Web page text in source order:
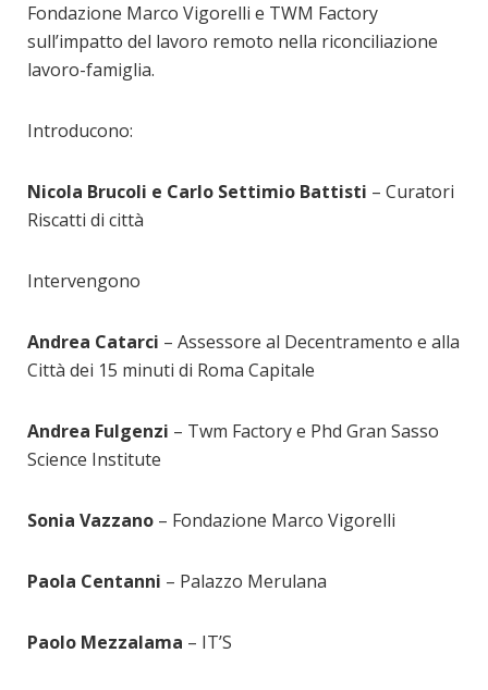
Fondazione Marco Vigorelli e TWM Factory
sull’impatto del lavoro remoto nella riconciliazione
lavoro-famiglia.
Introducono:
Nicola Brucoli e Carlo Settimio Battisti – Curatori
Riscatti di città
Intervengono
Andrea Catarci – Assessore al Decentramento e alla
Città dei 15 minuti di Roma Capitale
Andrea Fulgenzi – Twm Factory e Phd Gran Sasso
Science Institute
Sonia Vazzano – Fondazione Marco Vigorelli
Paola Centanni – Palazzo Merulana
Paolo Mezzalama – IT’S